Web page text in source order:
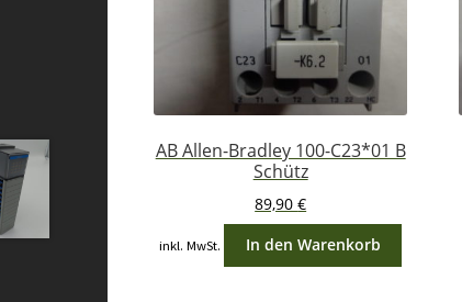
AB Allen-Bradley 100-C23*01 B
Schütz
89,90€
inkl. MwSt. In den Warenkorb